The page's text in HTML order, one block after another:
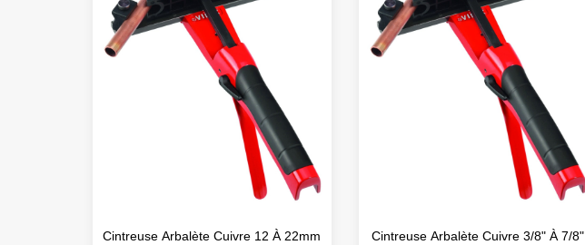
Cintreuse Arbalète Cuivre 12 À 22mm
Cintreuse Arbalète Cuivre 3/8" À 7/8"